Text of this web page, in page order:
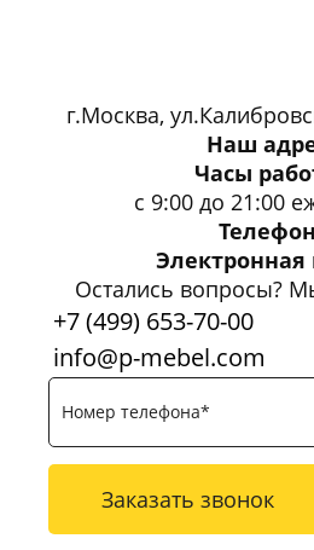
г.Москва,
Наш
Часы
с 9:00 до 21:00
Электронная
Остались вопросы?
+7 (499) 653-70-00
info@p-mebel.com
Заказать звонок